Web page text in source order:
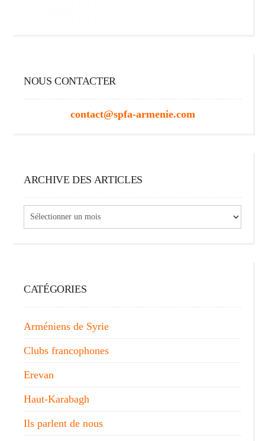
NOUS CONTACTER
contact@spfa-armenie.com
ARCHIVE DES ARTICLES
des
CATÉGORIES
Arméniens de Syrie
Clubs francophones
Erevan
Haut-Karabagh
Ils parlent de nous